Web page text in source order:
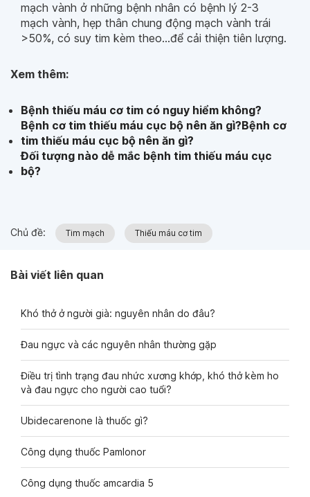
mạch vành ở những bệnh nhân có bệnh lý 2-3
mạch vành, hẹp thân chung động mạch vành trái
>50%, có suy tim kèm theo…để cải thiện tiên lượng.
Xem thêm:
Bệnh thiếu máu cơ tim có nguy hiểm không?
Bệnh cơ tim thiếu máu cục bộ nên ăn gì?Bệnh cơ
tim thiếu máu cục bộ nên ăn gì?
Đối tượng nào dễ mắc bệnh tim thiếu máu cục
bộ?
Chủ đề: Tim mạch Thiếu máu cơ tim
Bài viết liên quan
Khó thở ở người già: nguyên nhân do đâu?
Đau ngực và các nguyên nhân thường gặp
Điều trị tình trạng đau nhức xương khớp, khó thở kèm ho
và đau ngực cho người cao tuổi?
Ubidecarenone là thuốc gì?
Công dụng thuốc Pamlonor
Công dụng thuốc amcardia 5